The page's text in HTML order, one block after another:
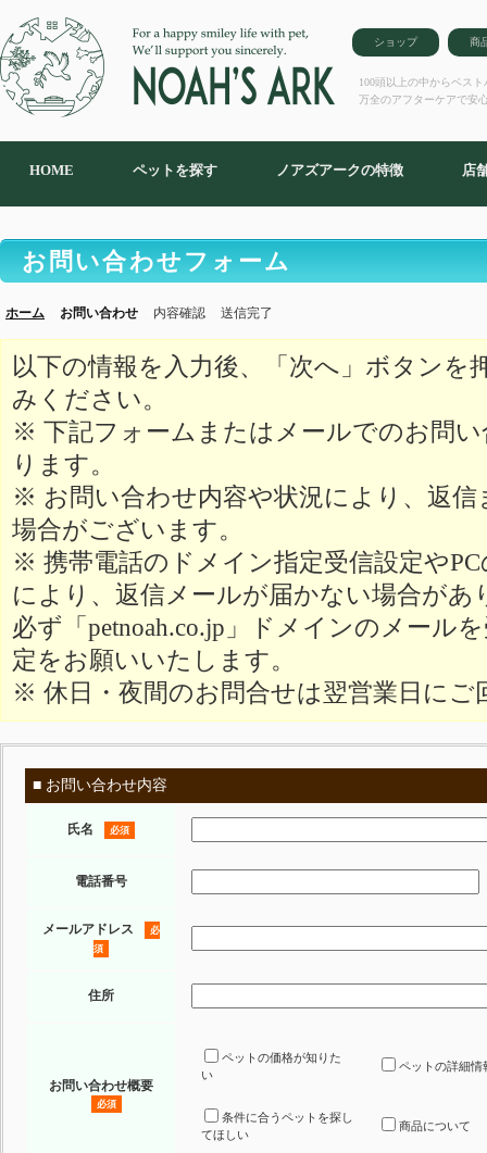
ショップ 商
100頭以上の中からベス
万全のアフターケアで安
HOME ペットを探す ノアズアークの特徴 店
お問い合わせフォーム
ホーム お問い合わせ 内容確認 送信完了
以下の情報を入力後、「次へ」ボタンを
みください。
※ 下記フォームまたはメールでのお問
ります。
※ お問い合わせ内容や状況により、返
場合がございます。
※ 携帯電話のドメイン指定受信設定や
により、返信メールが届かない場合があ
必ず「petnoah.co.jp」ドメインのメール
定をお願いいたします。
※ 休日・夜間のお問合せは翌営業日にご
■ お問い合わせ内容
氏名 必須
電話番号
メールアドレス
必
須
住所
お問い合わせ概要
必須
ペットの価格が知りた
い
ペットの詳細情
条件に合うペットを探し
てほしい
商品について